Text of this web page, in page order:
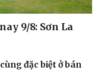
9/8: Sơn La
đặc biệt ở bán